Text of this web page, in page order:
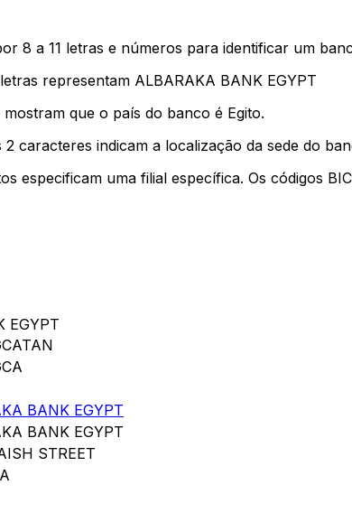
8 a 11 letras e números para identificar um
representam ALBARAKA BANK EGYPT
mostram que o país do banco é Egito.
2 caracteres indicam a localização da sede do
especificam uma filial específica. Os códigos
EGYPT
BANK EGYPT
BANK EGYPT
STREET